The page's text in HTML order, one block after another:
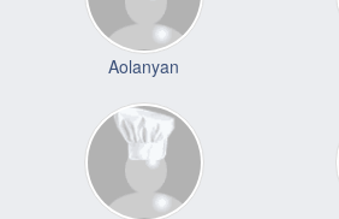
Aolanyan